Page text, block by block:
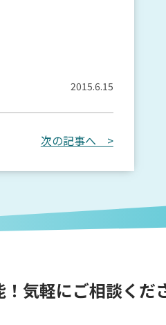
2015.6.15
次の記事へ >
気軽にご相談くだ